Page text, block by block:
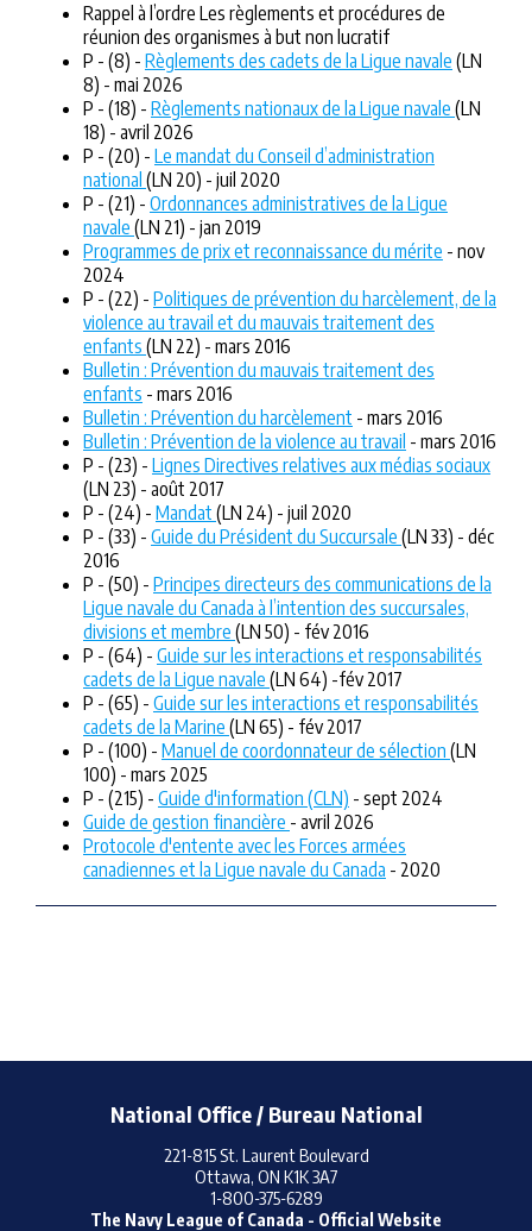
Rappel à l’ordre Les règlements et procédures de
réunion des organismes à but non lucratif
P - (8) - Règlements des cadets de la Ligue navale (LN
8) - mai 2026
P - (18) - Règlements nationaux de la Ligue navale (LN
18) - avril 2026
P - (20) - Le mandat du Conseil d’administration
national (LN 20) - juil 2020
P - (21) - Ordonnances administratives de la Ligue
navale (LN 21) - jan 2019
Programmes de prix et reconnaissance du mérite - nov
2024
P - (22) - Politiques de prévention du harcèlement, de la
violence au travail et du mauvais traitement des
enfants (LN 22) - mars 2016
Bulletin : Prévention du mauvais traitement des
enfants - mars 2016
Bulletin : Prévention du harcèlement - mars 2016
Bulletin : Prévention de la violence au travail - mars 2016
P - (23) - Lignes Directives relatives aux médias sociaux
(LN 23) - août 2017
P - (24) - Mandat (LN 24) - juil 2020
P - (33) - Guide du Président du Succursale (LN 33) - déc
2016
P - (50) - Principes directeurs des communications de la
Ligue navale du Canada à l’intention des succursales,
divisions et membre (LN 50) - fév 2016
P - (64) - Guide sur les interactions et responsabilités
cadets de la Ligue navale (LN 64) -fév 2017
P - (65) - Guide sur les interactions et responsabilités
cadets de la Marine (LN 65) - fév 2017
P - (100) - Manuel de coordonnateur de sélection (LN
100) - mars 2025
P - (215) - Guide d'information (CLN) - sept 2024
Guide de gestion financière - avril 2026
Protocole d'entente avec les Forces armées
canadiennes et la Ligue navale du Canada - 2020
National Office / Bureau National
221-815 St. Laurent Boulevard
Ottawa, ON K1K 3A7
1-800-375-6289
The Navy League of Canada - Official Website